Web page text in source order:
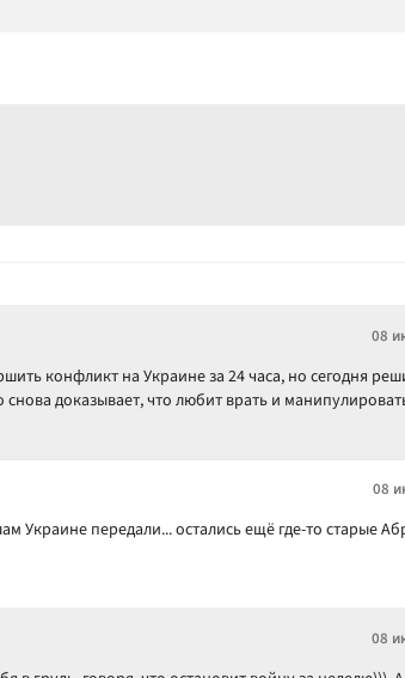
08
конфликт на Украине за 24 часа, но сегодня
доказывает, что любит врать и
08
Украине передали... остались ещё где-то старые
08